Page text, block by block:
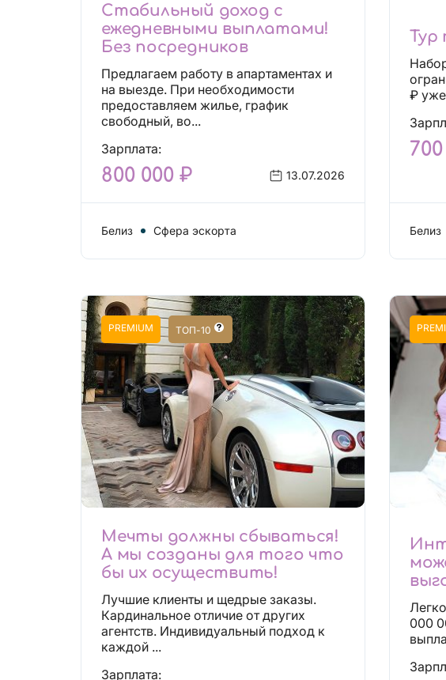
Стабильный доход с
ежедневными выплатами!
Без посредников
Предлагаем работу в апартаментах и
на выезде. При необходимости
предоставляем жилье, график
свободный, во...
Зарплата:
800 000 ₽ 13.07.2026
Белиз Сфера эскорта
Тур
Набор в
ограничено
Белиз
PREMIUM ТОП-10
Мечты должны сбываться!
А мы созданы для того что
бы их осуществить!
Лучшие клиенты и щедрые заказы.
Кардинальное отличие от других
агентств. Индивидуальный подход к
каждой ...
Зарплата:
не
000 000